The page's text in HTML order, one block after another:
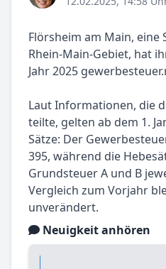
Flörsheim am Main, eine
Rhein-Main-Gebiet, hat
Jahr 2025
Laut Informationen, die
teilte, gelten ab dem 1.
Sätze: Der
395, während die
Grundsteuer A und B
Vergleich zum Vorjahr
unverändert.
Neuigkeit anhören